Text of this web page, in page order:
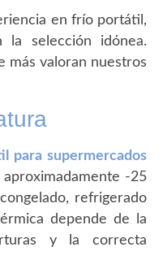
en frío portátil,
la selección idónea.
más valoran nuestros
para supermercados
-25
refrigerado
depende de la
y la correcta